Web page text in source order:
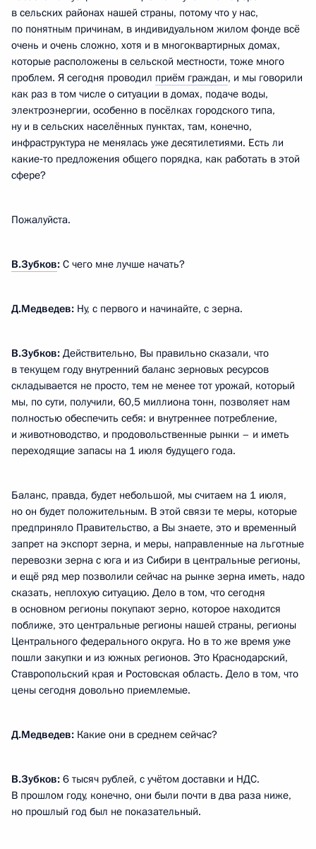
в сельских районах нашей страны, потому что у нас,
по понятным причинам, в индивидуальном жилом фонде всё
очень и очень сложно, хотя и в многоквартирных домах,
которые расположены в сельской местности, тоже много
проблем. Я сегодня проводил приём граждан, и мы говорили
как раз в том числе о ситуации в домах, подаче воды,
электроэнергии, особенно в посёлках городского типа,
ну и в сельских населённых пунктах, там, конечно,
инфраструктура не менялась уже десятилетиями. Есть ли
какие‑то предложения общего порядка, как работать в этой
сфере?
Пожалуйста.
В.Зубков: С чего мне лучше начать?
Д.Медведев: Ну, с первого и начинайте, с зерна.
В.Зубков: Действительно, Вы правильно сказали, что
в текущем году внутренний баланс зерновых ресурсов
складывается не просто, тем не менее тот урожай, который
мы, по сути, получили, 60,5 миллиона тонн, позволяет нам
полностью обеспечить себя: и внутреннее потребление,
и животноводство, и продовольственные рынки – и иметь
переходящие запасы на 1 июля будущего года.
Баланс, правда, будет небольшой, мы считаем на 1 июля,
но он будет положительным. В этой связи те меры, которые
предприняло Правительство, а Вы знаете, это и временный
запрет на экспорт зерна, и меры, направленные на льготные
перевозки зерна с юга и из Сибири в центральные регионы,
и ещё ряд мер позволили сейчас на рынке зерна иметь, надо
сказать, неплохую ситуацию. Дело в том, что сегодня
в основном регионы покупают зерно, которое находится
поближе, это центральные регионы нашей страны, регионы
Центрального федерального округа. Но в то же время уже
пошли закупки и из южных регионов. Это Краснодарский,
Ставропольский края и Ростовская область. Дело в том, что
цены сегодня довольно приемлемые.
Д.Медведев: Какие они в среднем сейчас?
В.Зубков: 6 тысяч рублей, с учётом доставки и НДС.
В прошлом году, конечно, они были почти в два раза ниже,
но прошлый год был не показательный.